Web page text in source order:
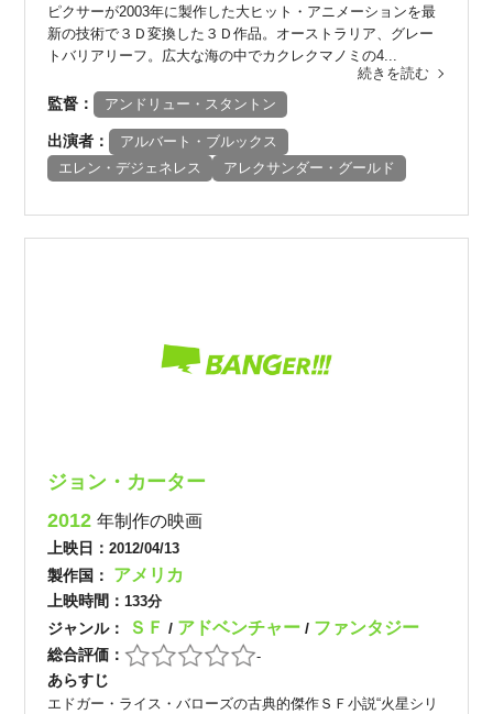
ピクサーが2003年に製作した大ヒット・アニメーションを最
新の技術で３Ｄ変換した３Ｄ作品。オーストラリア、グレー
トバリアリーフ。広大な海の中でカクレクマノミの4...
続きを読む
監督： アンドリュー・スタントン
出演者：
アルバート・ブルックス
エレン・デジェネレス
アレクサンダー・グールド
ジョン・カーター
2012年制作の映画
上映日：2012/04/13
製作国： アメリカ
上映時間： 133分
ジャンル： ＳＦ/ アドベンチャー/ ファンタジー
総合評価： -
あらすじ
エドガー・ライス・バローズの古典的傑作ＳＦ小説“火星シリ